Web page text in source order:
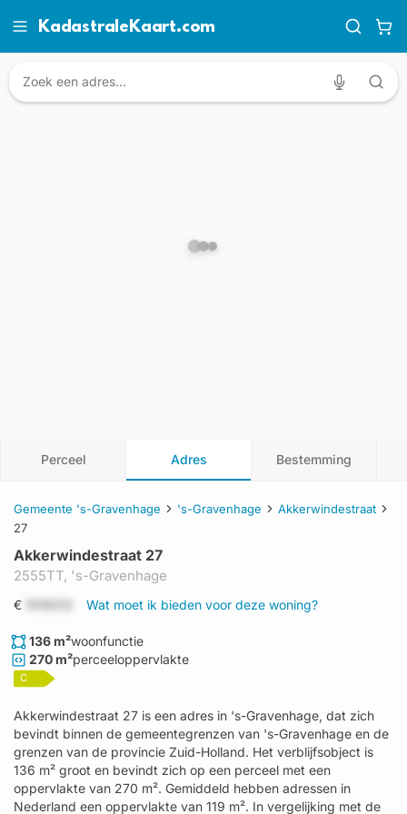
KadastraleKaart.com
Perceel Adres Bestemming
Gemeente 's-Gravenhage 's-Gravenhage
Akkerwindestraat
27
Akkerwindestraat 27
2555TT, 's-Gravenhage
€ Wat moet ik bieden voor deze woning?
136 m²woonfunctie
270 m²perceeloppervlakte
C
Akkerwindestraat 27 is een adres in 's-Gravenhage, dat zich
bevindt binnen de gemeentegrenzen van 's-Gravenhage en de
grenzen van de provincie Zuid-Holland. Het verblijfsobject is
136 m² groot en bevindt zich op een perceel met een
oppervlakte van 270 m². Gemiddeld hebben adressen in
Nederland een oppervlakte van 119 m². In vergelijking met de